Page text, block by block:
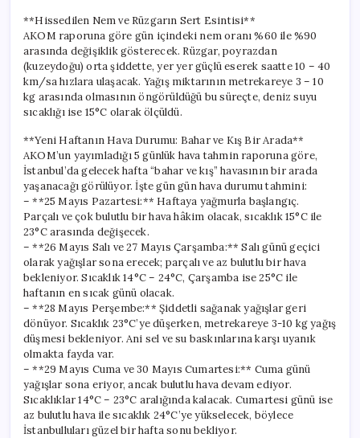
**Hissedilen Nem ve Rüzgarın Sert Esintisi**
AKOM raporuna göre gün içindeki nem oranı %60 ile %90
arasında değişiklik gösterecek. Rüzgar, poyrazdan
(kuzeydoğu) orta şiddette, yer yer güçlü eserek saatte 10 – 40
km/sa hızlara ulaşacak. Yağış miktarının metrekareye 3 – 10
kg arasında olmasının öngörüldüğü bu süreçte, deniz suyu
sıcaklığı ise 15°C olarak ölçüldü.
**Yeni Haftanın Hava Durumu: Bahar ve Kış Bir Arada**
AKOM’un yayımladığı 5 günlük hava tahmin raporuna göre,
İstanbul’da gelecek hafta “bahar ve kış” havasının bir arada
yaşanacağı görülüyor. İşte gün gün hava durumu tahmini:
– **25 Mayıs Pazartesi:** Haftaya yağmurla başlangıç.
Parçalı ve çok bulutlu bir hava hâkim olacak, sıcaklık 15°C ile
23°C arasında değişecek.
– **26 Mayıs Salı ve 27 Mayıs Çarşamba:** Salı günü geçici
olarak yağışlar sona erecek; parçalı ve az bulutlu bir hava
bekleniyor. Sıcaklık 14°C – 24°C, Çarşamba ise 25°C ile
haftanın en sıcak günü olacak.
– **28 Mayıs Perşembe:** Şiddetli sağanak yağışlar geri
dönüyor. Sıcaklık 23°C’ye düşerken, metrekareye 3-10 kg yağış
düşmesi bekleniyor. Ani sel ve su baskınlarına karşı uyanık
olmakta fayda var.
– **29 Mayıs Cuma ve 30 Mayıs Cumartesi:** Cuma günü
yağışlar sona eriyor, ancak bulutlu hava devam ediyor.
Sıcaklıklar 14°C – 23°C aralığında kalacak. Cumartesi günü ise
az bulutlu hava ile sıcaklık 24°C’ye yükselecek, böylece
İstanbulluları güzel bir hafta sonu bekliyor.